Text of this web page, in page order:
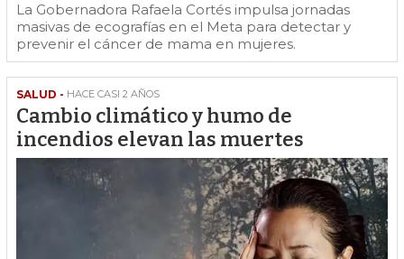
La Gobernadora Rafaela Cortés impulsa jornadas
masivas de ecografías en el Meta para detectar y
prevenir el cáncer de mama en mujeres.
SALUD - HACE CASI 2 AÑOS
Cambio climático y humo de
incendios elevan las muertes